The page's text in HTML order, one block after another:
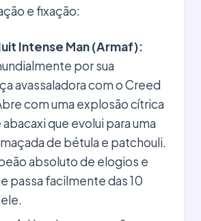
e fixação:
Intense Man (Armaf):
por sua
avassaladora com o Creed
com uma explosão cítrica
que evolui para uma
de bétula e patchouli.
absoluto de elogios e
passa facilmente das 10